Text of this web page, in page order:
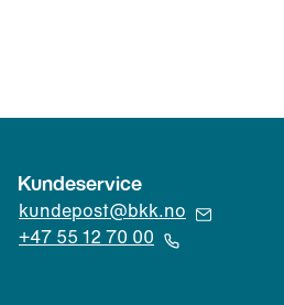
Kundeservice
kundepost@bkk.no
+47 55 12 70 00